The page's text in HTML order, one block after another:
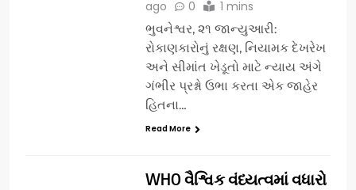
ago 0 1 mins
ભુવનેશ્વર, ૨૧ જાન્યુઆરી:
રોકાણકારોનું રક્ષણ, નિયામક દેખરેખ
અને સીમાંત ખેડૂતો માટે ન્યાય અંગે
ગંભીર પ્રશ્નો ઉભા કરતા એક જાહેર
હિતના…
Read More
WHO વૈશ્વિક વંધ્યત્વમાં વધારો